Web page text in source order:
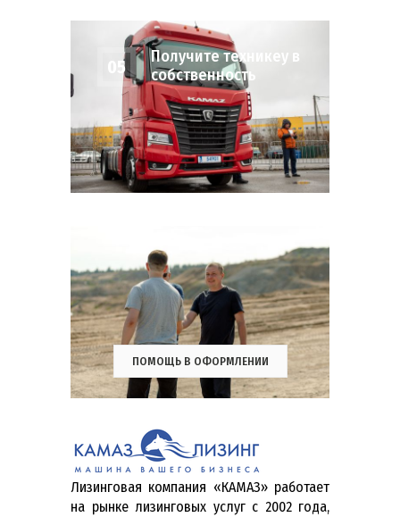
05
Получите техникеу в
собственность
ПОМОЩЬ В ОФОРМЛЕНИИ
Лизинговая компания «КАМАЗ» работает
на рынке лизинговых услуг с 2002 года,